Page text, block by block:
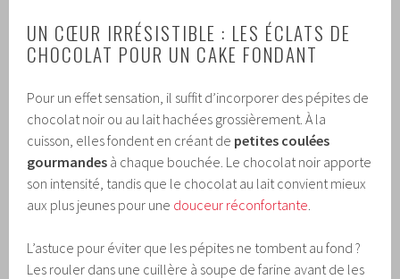
UN CŒUR IRRÉSISTIBLE : LES ÉCLATS DE
CHOCOLAT POUR UN CAKE FONDANT
Pour un effet sensation, il suffit d’incorporer des pépites de
chocolat noir ou au lait hachées grossièrement. À la
cuisson, elles fondent en créant de petites coulées
gourmandes à chaque bouchée. Le chocolat noir apporte
son intensité, tandis que le chocolat au lait convient mieux
aux plus jeunes pour une douceur réconfortante
L’astuce pour éviter que les pépites ne tombent au fond ?
Les rouler dans une cuillère à soupe de farine avant de les